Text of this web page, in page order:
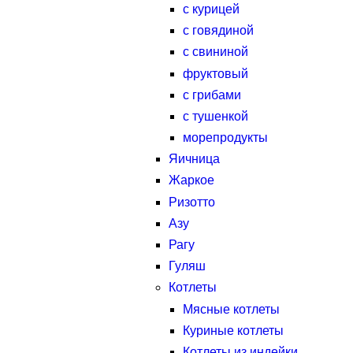
с курицей
с говядиной
с свининой
фруктовый
с грибами
с тушенкой
морепродукты
Яичница
Жаркое
Ризотто
Азу
Рагу
Гуляш
Котлеты
Мясные котлеты
Куриные котлеты